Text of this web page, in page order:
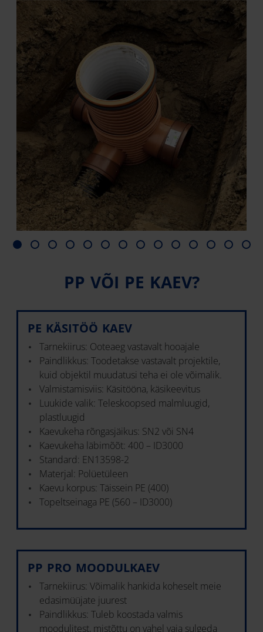
PP VÕI PE KAEV?
PE KÄSITÖÖ KAEV
Tarnekiirus: Ooteaeg vastavalt hooajale
Paindlikkus: Toodetakse vastavalt projektile,
kuid objektil muudatusi teha ei ole võimalik.
Valmistamisviis: Käsitööna, käsikeevitus
Luukide valik: Teleskoopsed malmluugid,
plastluugid
Kaevukeha rõngasjäikus: SN2 või SN4
Kaevukeha läbimõõt: 400 – ID3000
Standard: EN13598-2
Materjal: Polüetüleen
Kaevu korpus: Täissein PE (400)
Topeltseinaga PE (560 – ID3000)
PP PRO MOODULKAEV
Tarnekiirus: Võimalik hankida koheselt meie
edasimüüjate juurest
Paindlikkus: Tuleb koostada valmis
moodulitest, mistõttu on vahel vaja sulgeda